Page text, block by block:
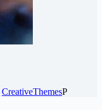
CreativeThemesP